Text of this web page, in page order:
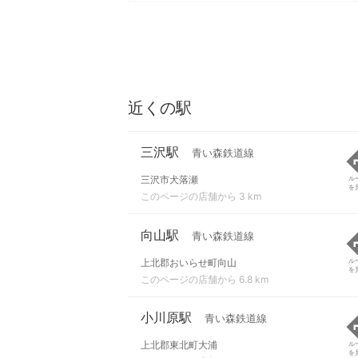
近くの駅
三沢駅 青い森鉄道線
三沢市犬落瀬
このページの店舗から 3 km
ル
を
向山駅 青い森鉄道線
上北郡おいらせ町向山
このページの店舗から 6.8 km
ル
を
小川原駅 青い森鉄道線
上北郡東北町大浦
ル
を